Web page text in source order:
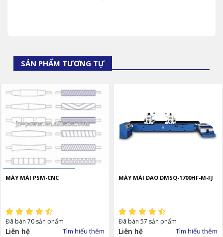
SẢN PHẨM TƯƠNG TỰ
MÁY MÀI PSM-CNC
Đã bán 70 sản phẩm
Liên hệ Tìm hiểu thêm
MÁY MÀI DAO DMSQ-1700HF-M-FJ
Đã bán 57 sản phẩm
Liên hệ Tìm hiểu thêm